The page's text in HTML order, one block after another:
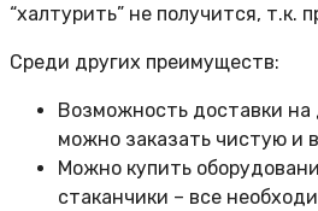
“халтурить” не получится, т.к.
Среди других преимуществ:
Возможность доставки на
можно заказать чистую и
Можно купить
стаканчики – все